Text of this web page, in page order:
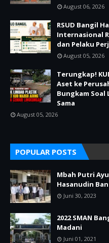
August 06, 2026
RSUD Bangil
Internasional
dan Pelaku
August 05, 2026
Terungkap!
Aset ke
Bungkam Soal
Sama
August 05, 2026
POPULAR POSTS
Mbah Putri
Hasanudin
Juni 30, 2023
2022 SMAN
Madani
Juni 01, 2021